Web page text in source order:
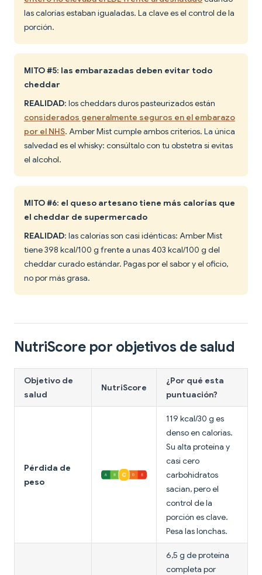
las calorías estaban igualadas. La clave es el control de la
porción.
MITO #5: las embarazadas deben evitar todo
cheddar
REALIDAD: los cheddars duros pasteurizados están
considerados generalmente seguros en el embarazo
por el NHS. Amber Mist cumple ambos criterios. La única
salvedad es el whisky: consúltalo con tu obstetra si evitas
el alcohol.
MITO #6: el queso artesano tiene más calorías que
el cheddar de supermercado
REALIDAD: las calorías son casi idénticas: Amber Mist
tiene 398 kcal/100 g frente a unas 403 kcal/100 g del
cheddar curado estándar. Pagas por el sabor y el oficio,
no por más grasa.
NutriScore por objetivos de salud
Objetivo de
salud
NutriScore
¿Por qué esta
puntuación?
Pérdida de
peso
119 kcal/30 g es
denso en calorías.
Su alta proteína y
casi cero
carbohidratos
sacian, pero el
control de la
porción es clave.
Pesa las lonchas.
6,5 g de proteína
completa por